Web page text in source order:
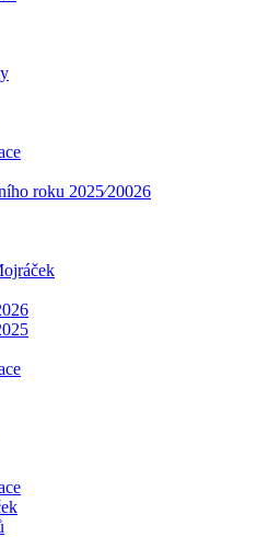
roku 2025⁄20026